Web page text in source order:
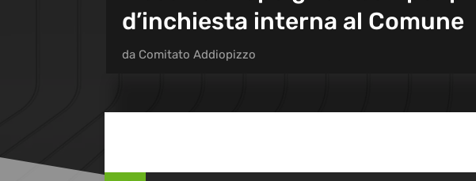
d’inchiesta interna al Comune
da Comitato Addiopizzo